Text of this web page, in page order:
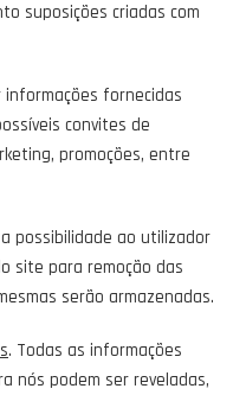
suposições criadas com
informações fornecidas
convites de
promoções, entre
possibilidade ao utilizador
site para remoção das
serão armazenadas.
. Todas as informações
nós podem ser reveladas,